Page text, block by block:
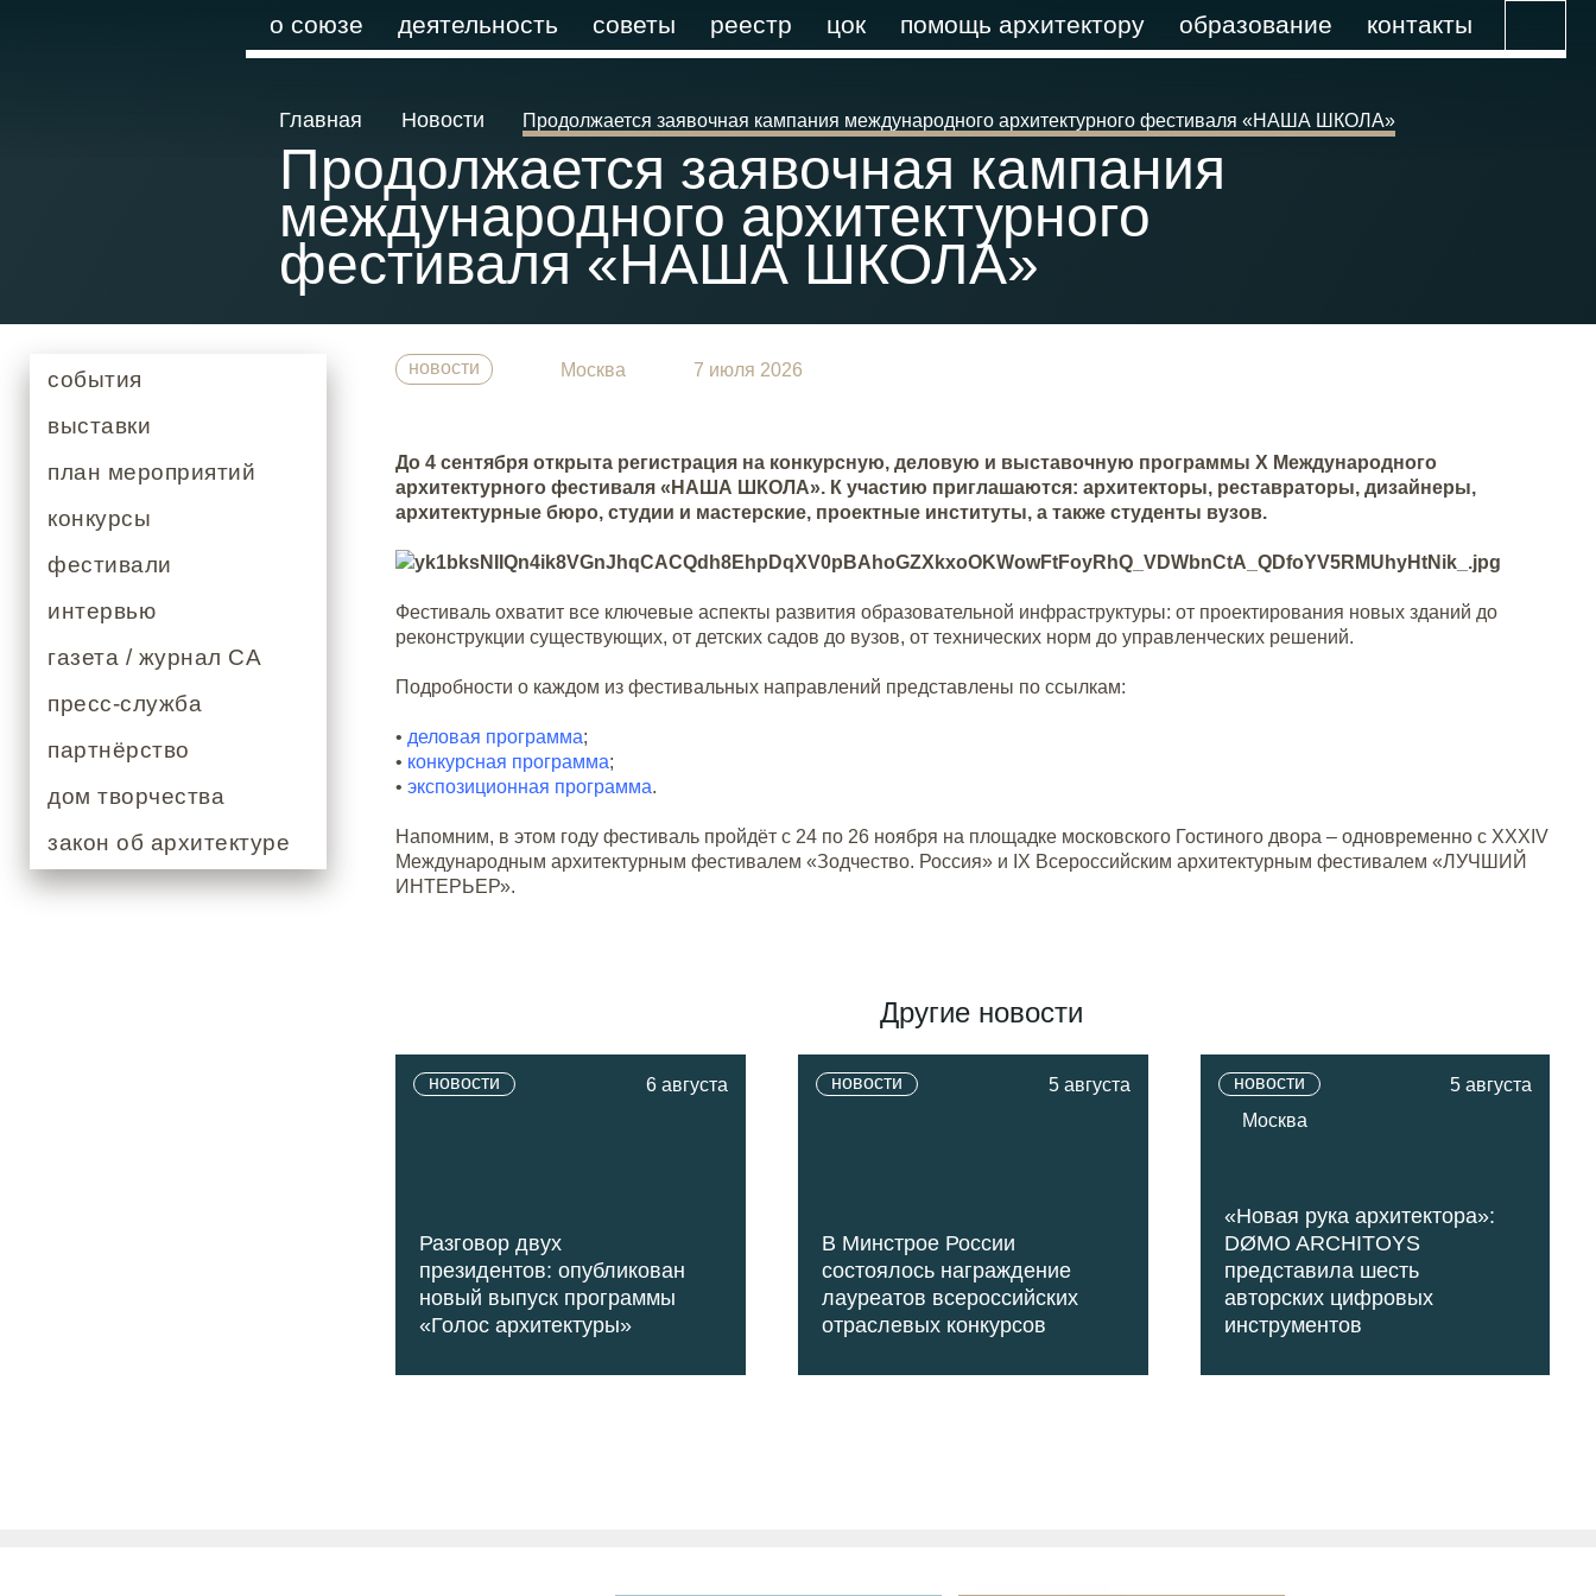
о союзе деятельность советы реестр цок помощь архитектору образование контакты
Главная Новости Продолжается заявочная кампания международного архитектурного фестиваля «НАША ШКОЛА»
Продолжается заявочная кампания
международного архитектурного
фестиваля «НАША ШКОЛА»
события
выставки
план мероприятий
конкурсы
фестивали
интервью
газета / журнал СА
пресс-служба
партнёрство
дом творчества
закон об архитектуре
новости Москва 7 июля 2026
До 4 сентября открыта регистрация на конкурсную, деловую и выставочную программы X Международного
архитектурного фестиваля «НАША ШКОЛА». К участию приглашаются: архитекторы, реставраторы, дизайнеры,
архитектурные бюро, студии и мастерские, проектные институты, а также студенты вузов.
Фестиваль охватит все ключевые аспекты развития образовательной инфраструктуры: от проектирования новых зданий до
реконструкции существующих, от детских садов до вузов, от технических норм до управленческих решений.
Подробности о каждом из фестивальных направлений представлены по ссылкам:
• деловая программа;
• конкурсная программа;
•экспозиционная программа.
Напомним, в этом году фестиваль пройдёт с 24 по 26 ноября на площадке московского Гостиного двора – одновременно с XXXIV
Международным архитектурным фестивалем «Зодчество. Россия» и IX Всероссийским архитектурным фестивалем «ЛУЧШИЙ
ИНТЕРЬЕР».
Другие новости
новости 6 августа
Разговор двух
президентов: опубликован
новый выпуск программы
«Голос архитектуры»
новости 5 августа
В Минстрое России
состоялось награждение
лауреатов всероссийских
отраслевых конкурсов
новости
Москва
5 августа
«Новая рука архитектора»:
DØMO ARCHITOYS
представила шесть
авторских цифровых
инструментов